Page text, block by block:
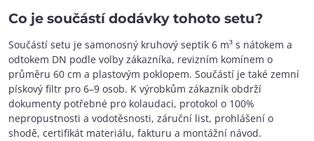
Co je součástí dodávky tohoto setu?
Součástí setu je samonosný kruhový septik 6 m³ s nátokem a
odtokem DN podle volby zákazníka, revizním komínem o
průměru 60 cm a plastovým poklopem. Součástí je také zemní
pískový filtr pro 6–9 osob. K výrobkům zákazník obdrží
dokumenty potřebné pro kolaudaci, protokol o 100%
nepropustnosti a vodotěsnosti, záruční list, prohlášení o
shodě, certifikát materiálu, fakturu a montážní návod.